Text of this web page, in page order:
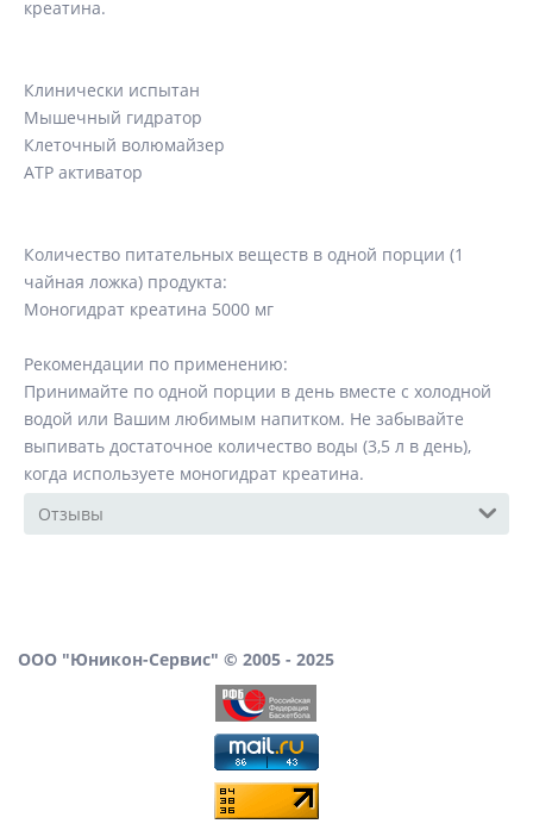
креатина.
Клинически испытан
Мышечный гидратор
Клеточный волюмайзер
ATP активатор
Количество питательных веществ в одной порции (1
чайная ложка) продукта:
Моногидрат креатина 5000 мг
Рекомендации по применению:
Принимайте по одной порции в день вместе с холодной
водой или Вашим любимым напитком. Не забывайте
выпивать достаточное количество воды (3,5 л в день),
когда используете моногидрат креатина.
Отзывы
ООО "Юникон-Сервис" © 2005 - 2025